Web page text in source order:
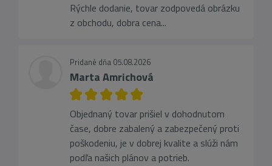
Rýchle dodanie, tovar zodpovedá obrázku
z obchodu, dobra cena...
Pridané dňa 05.08.2026
Marta Amrichová
Objednaný tovar prišiel v dohodnutom
čase, dobre zabalený a zabezpečený proti
poškodeniu, je v dobrej kvalite a slúži nám
podľa našich plánov a potrieb.